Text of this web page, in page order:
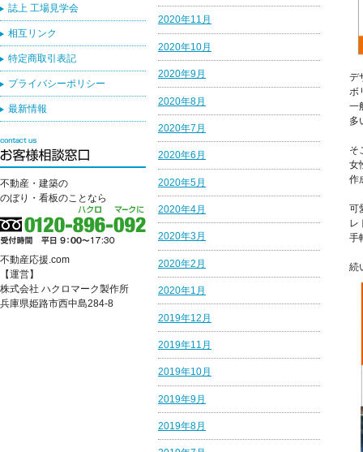
デ
ボ
一
多
そ
女
作
可
レ
手
続
2020年11月
2020年10月
2020年9月
2020年8月
2020年7月
2020年6月
2020年5月
2020年4月
2020年3月
2020年2月
2020年1月
2019年12月
2019年11月
2019年10月
2019年9月
2019年8月
誌上 工場見学会
相互リンク
特定商取引表記
プライバシーポリシー
最新情報
不動産・建築の
のぼり・看板のことなら
不動産応援.com
【運営】
株式会社 ハクロマーク製作所
兵庫県姫路市西中島284-8